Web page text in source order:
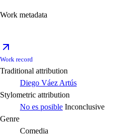
Work metadata
Work record
Traditional attribution
Diego Váez Artús
Stylometric attribution
No es posible Inconclusive
Genre
Comedia